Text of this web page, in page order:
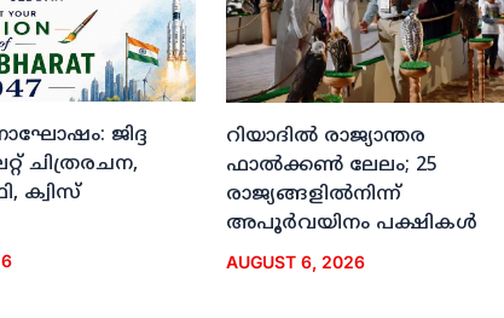
ജിദ്ദ
ചിത്രരചന,
ക്വിസ്
റിയാദില്‍ രാജ്യാന്തര
ഫാല്‍ക്കണ്‍ ലേലം; 25
രാജ്യങ്ങളില്‍നിന്ന്
അപൂര്‍വയിനം പക്ഷികള്‍
AUGUST 6, 2026